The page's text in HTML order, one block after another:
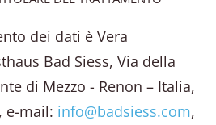
dei dati èVera
Bad Siess,Via della
di Mezzo - Renon – Italia,
, e-mail: info@badsiess.com,